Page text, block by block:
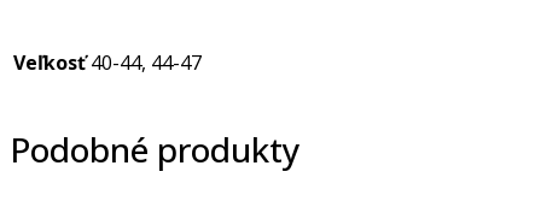
Veľkosť 40-44, 44-47
Podobné produkty